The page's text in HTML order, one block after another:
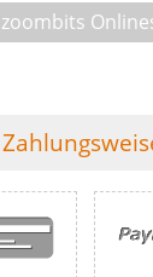
zoombits